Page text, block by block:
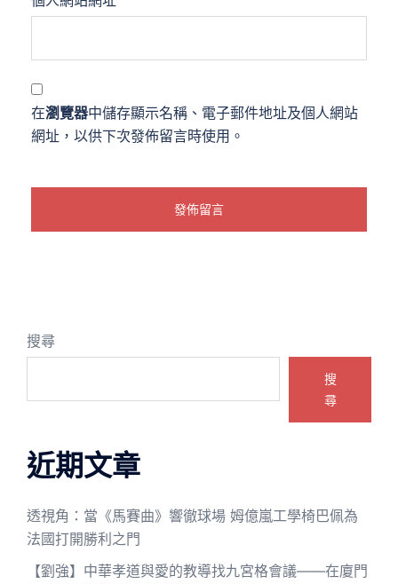
在瀏覽器中儲存顯示名稱、電子郵件地址及個人網站
網址，以供下次發佈留言時使用。
搜尋
搜
尋
近期文章
透視角：當《馬賽曲》響徹球場 姆億嵐工學椅巴佩為
法國打開勝利之門
【劉強】中華孝道與愛的教導找九宮格會議——在廈門